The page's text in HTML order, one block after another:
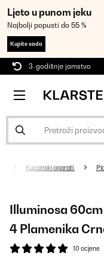
Ljeto u punom jeku
Najbolji popusti do 55 %
Kupite sada
3-godišnje jamstvo
Kućanski aparati
Illuminosa
4 Plamenika
10 ocjene